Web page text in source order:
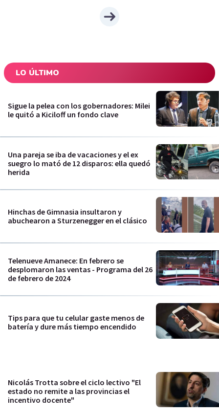
LO ÚLTIMO
Sigue la pelea con los gobernadores: Milei
le quitó a Kiciloff un fondo clave
Una pareja se iba de vacaciones y el ex
suegro lo mató de 12 disparos: ella quedó
herida
Hinchas de Gimnasia insultaron y
abuchearon a Sturzenegger en el clásico
Telenueve Amanece: En febrero se
desplomaron las ventas - Programa del 26
de febrero de 2024
Tips para que tu celular gaste menos de
batería y dure más tiempo encendido
Nicolás Trotta sobre el ciclo lectivo "El
estado no remite a las provincias el
incentivo docente"